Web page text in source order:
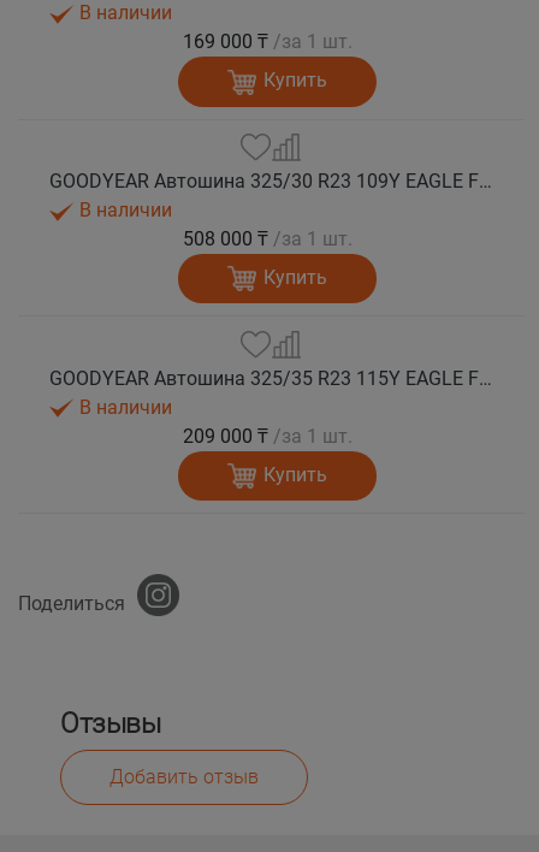
В наличии
169 000 ₸ /за 1 шт.
Купить
GOODYEAR Автошина 325/30 R23 109Y EAGLE F1 ASYMMETRIC 6 XL FP EV-Ready лето
В наличии
508 000 ₸ /за 1 шт.
Купить
GOODYEAR Автошина 325/35 R23 115Y EAGLE F1 ASYMMETRIC 6 XL FP EV-Ready лето
В наличии
209 000 ₸ /за 1 шт.
Купить
Поделиться
Отзывы
Добавить отзыв